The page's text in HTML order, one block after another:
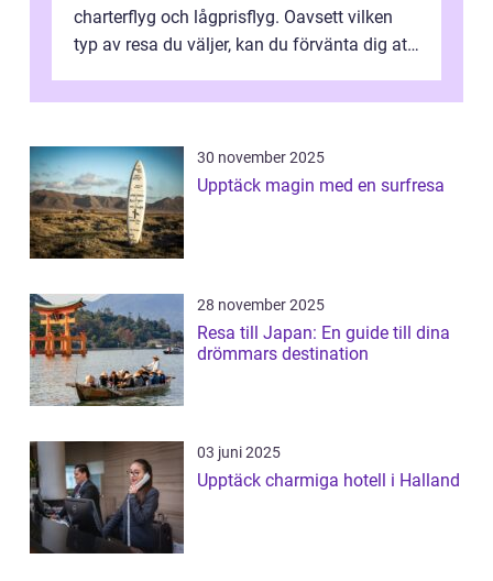
charterflyg och lågprisflyg. Oavsett vilken
typ av resa du väljer, kan du förvänta dig att
30 november 2025
Upptäck magin med en surfresa
28 november 2025
Resa till Japan: En guide till dina
drömmars destination
03 juni 2025
Upptäck charmiga hotell i Halland